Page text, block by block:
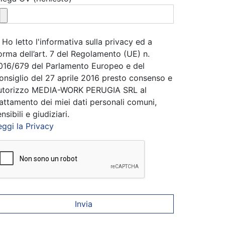
Ho letto l'informativa sulla privacy ed a
dell’art. 7 del Regolamento (UE) n.
679 del Parlamento Europeo e del
del 27 aprile 2016 presto consenso e
MEDIA-WORK PERUGIA SRL al
dei miei dati personali comuni,
e giudiziari.
la Privacy